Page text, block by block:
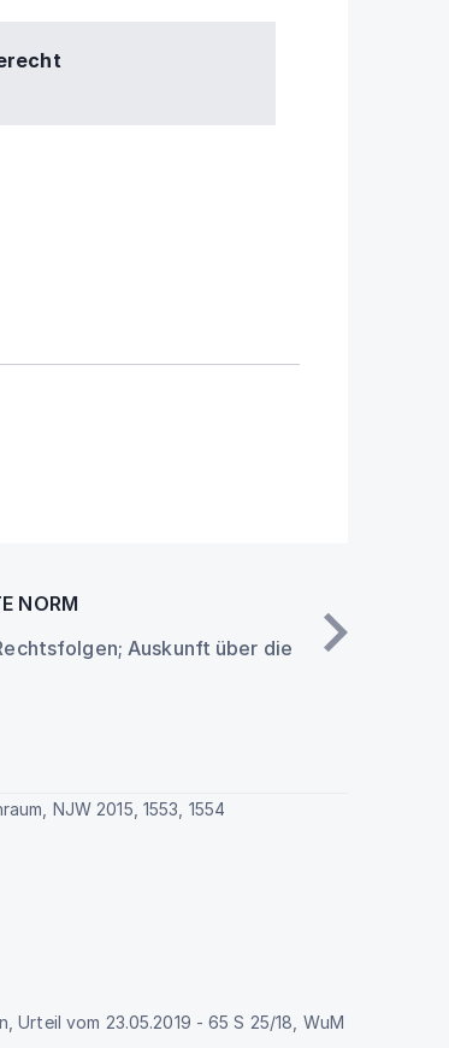
NORM
Auskunft über die
NJW 2015, 1553, 1554
Urteil vom 23.05.2019 - 65 S 25/18, WuM